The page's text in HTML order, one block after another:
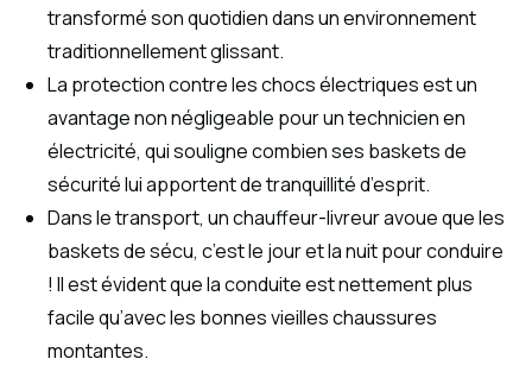
transformé son quotidien dans un environnement
traditionnellement glissant.
La protection contre les chocs électriques est un
avantage non négligeable pour un technicien en
électricité, qui souligne combien ses baskets de
sécurité lui apportent de tranquillité d’esprit.
Dans le transport, un chauffeur-livreur avoue que les
baskets de sécu, c’est le jour et la nuit pour conduire
! Il est évident que la conduite est nettement plus
facile qu’avec les bonnes vieilles chaussures
montantes.